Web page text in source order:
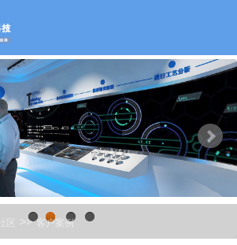
1 2 3
社区 >> 客户案例